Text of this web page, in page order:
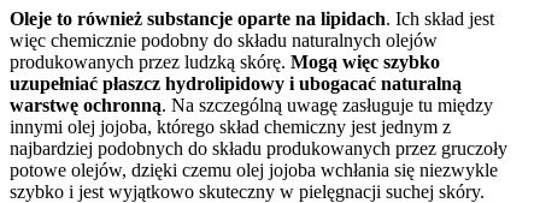
Oleje to również substancje oparte na lipidach. Ich skład jest
więc chemicznie podobny do składu naturalnych olejów
produkowanych przez ludzką skórę. Mogą więc szybko
uzupełniać płaszcz hydrolipidowy i ubogacać naturalną
warstwę ochronną. Na szczególną uwagę zasługuje tu między
innymi olej jojoba, którego skład chemiczny jest jednym z
najbardziej podobnych do składu produkowanych przez gruczoły
potowe olejów, dzięki czemu olej jojoba wchłania się niezwykle
szybko i jest wyjątkowo skuteczny w pielęgnacji suchej skóry.